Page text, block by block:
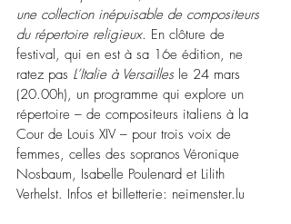
une collection inépuisable de compositeurs
du répertoire religieux. En clôture de
festival, qui en est à sa 16e édition, ne
ratez pas L’Italie à Versailles le 24 mars
(20.00h), un programme qui explore un
répertoire – de compositeurs italiens à la
Cour de Louis XIV – pour trois voix de
femmes, celles des sopranos Véronique
Nosbaum, Isabelle Poulenard et Lilith
Verhelst. Infos et billetterie: neimenster.lu